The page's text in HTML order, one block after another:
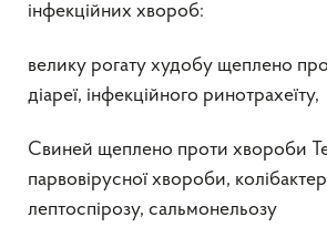
інфекційних хвороб:
велику рогату худобу щеплено
діареї, інфекційного ринотрахеїту,
Свиней щеплено проти хвороби
парвовірусної хвороби,
лептоспірозу, сальмонельозу